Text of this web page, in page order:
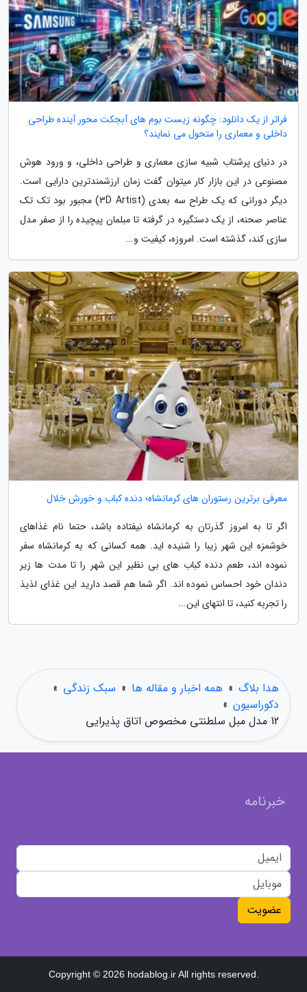
فراتر از یک دانلود: چگونه زیست بوم های آبجکت محور آینده طراحی
داخلی و معماری را متحول می نمایند؟
در دنیای پرشتاب شبیه سازی معماری و طراحی داخلی، و ورود هوش
مصنوعی در این بازار کار میتوان گفت زمان ارزشمندترین دارایی است.
دیگر دورانی که یک طراح سه بعدی (3D Artist) مجبور بود تک تک
عناصر صحنه، از یک دستگیره در گرفته تا مبلمان پیچیده را از صفر مدل
سازی کند، گذشته است. امروزه، کیفیت و...
معرفی برترین رستوران های کرمانشاه؛ دنده کباب و خورش خلال
اگر تا به امروز گذرتان به کرمانشاه نیفتاده باشد، حتما نام غذاهای
خوشمزه این شهر زیبا را شنیده اید. همه کسانی که به کرمانشاه سفر
نموده اند، طعم دنده کباب های بی نظیر این شهر را تا مدت ها زیر
دندان خود احساس نموده اند. اگر شما هم قصد دارید این غذای لذیذ
را تجربه کنید، تا انتهای این...
هدا بلاگ » همه اخبار و مقاله ها » سبک زندگی »
دکوراسیون »
12 مدل مبل سلطنتی مخصوص اتاق پذیرایی
خبرنامه
عضویت
Copyright © 2026 hodablog.ir All rights reserved.